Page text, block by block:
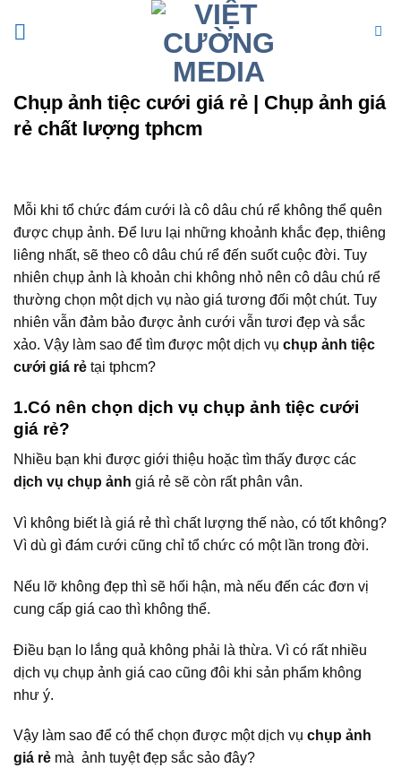
Chụp ảnh tiệc cưới giá rẻ | Chụp ảnh giá
rẻ chất lượng tphcm
Mỗi khi tổ chức đám cưới là cô dâu chú rể không thể quên
được chụp ảnh. Để lưu lại những khoảnh khắc đẹp, thiêng
liêng nhất, sẽ theo cô dâu chú rể đến suốt cuộc đời. Tuy
nhiên chụp ảnh là khoản chi không nhỏ nên cô dâu chú rể
thường chọn một dịch vụ nào giá tương đối một chút. Tuy
nhiên vẫn đảm bảo được ảnh cưới vẫn tươi đẹp và sắc
xảo. Vậy làm sao để tìm được một dịch vụ chụp ảnh tiệc
cưới giá rẻ tại tphcm?
1.Có nên chọn dịch vụ chụp ảnh tiệc cưới
giá rẻ?
Nhiều bạn khi được giới thiệu hoặc tìm thấy được các
dịch vụ chụp ảnh giá rẻ sẽ còn rất phân vân.
Vì không biết là giá rẻ thì chất lượng thế nào, có tốt không?
Vì dù gì đám cưới cũng chỉ tổ chức có một lần trong đời.
Nếu lỡ không đẹp thì sẽ hối hận, mà nếu đến các đơn vị
cung cấp giá cao thì không thể.
Điều bạn lo lắng quả không phải là thừa. Vì có rất nhiều
dịch vụ chụp ảnh giá cao cũng đôi khi sản phẩm không
như ý.
Vậy làm sao để có thể chọn được một dịch vụ chụp ảnh
giá rẻ mà ảnh tuyệt đẹp sắc sảo đây?